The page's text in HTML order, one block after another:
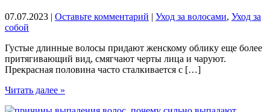
07.07.2023 | Оставьте комментарий | Уход за волосами, Уход за
собой
Густые длинные волосы придают женскому облику еще более
притягивающий вид, смягчают черты лица и чаруют.
Прекрасная половина часто сталкивается с […]
Как
Читать далее »